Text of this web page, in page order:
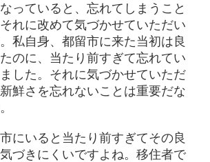
っていると、忘れてしまうこと
れに改めて気づかせていただい
私自身、都留市に来た当初は良
のに、当たり前すぎて忘れてい
した。それに気づかせていただ
鮮さを忘れないことは重要だな
にいると当たり前すぎてその良
づきにくいですよね。移住者で